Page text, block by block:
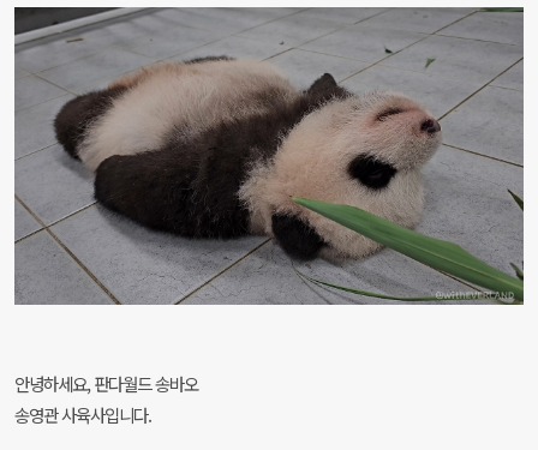
안녕하세요, 판다월드 송바오
송영관 사육사입니다.